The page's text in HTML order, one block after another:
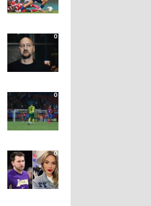
0
0
0